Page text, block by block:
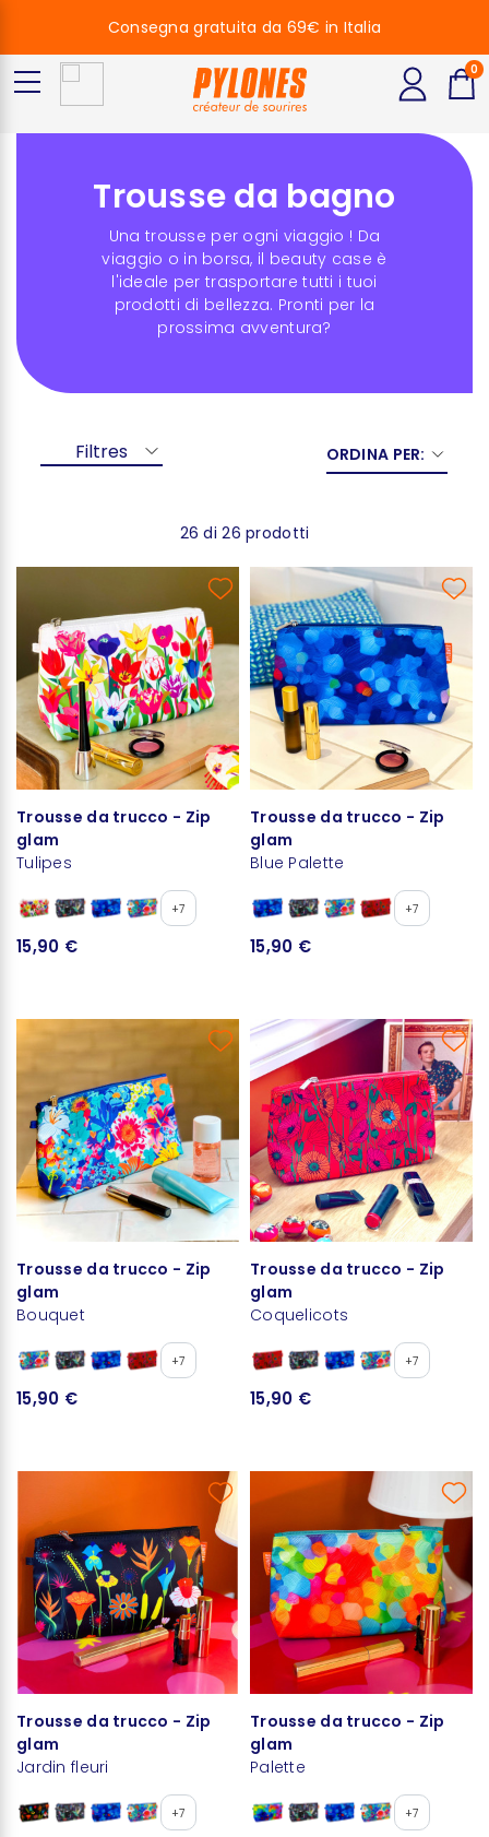
Trousse da bagno
Una trousse per ogni viaggio ! Da
viaggio o in borsa, il beauty case è
l'ideale per trasportare tutti i tuoi
prodotti di bellezza. Pronti per la
prossima avventura?
Filtres ORDINA PER:
26 di 26 prodotti
Trousse da trucco - Zip
glam
Tulipes
+7
15,90 €
Trousse da trucco - Zip
glam
Blue Palette
+7
15,90 €
Trousse da trucco - Zip
glam
Bouquet
+7
15,90 €
Trousse da trucco - Zip
glam
Coquelicots
+7
15,90 €
Trousse da trucco - Zip
glam
Jardin fleuri
+7
Trousse da trucco - Zip
glam
Palette
+7
Consegna gratuita da 69€ in Italia
0